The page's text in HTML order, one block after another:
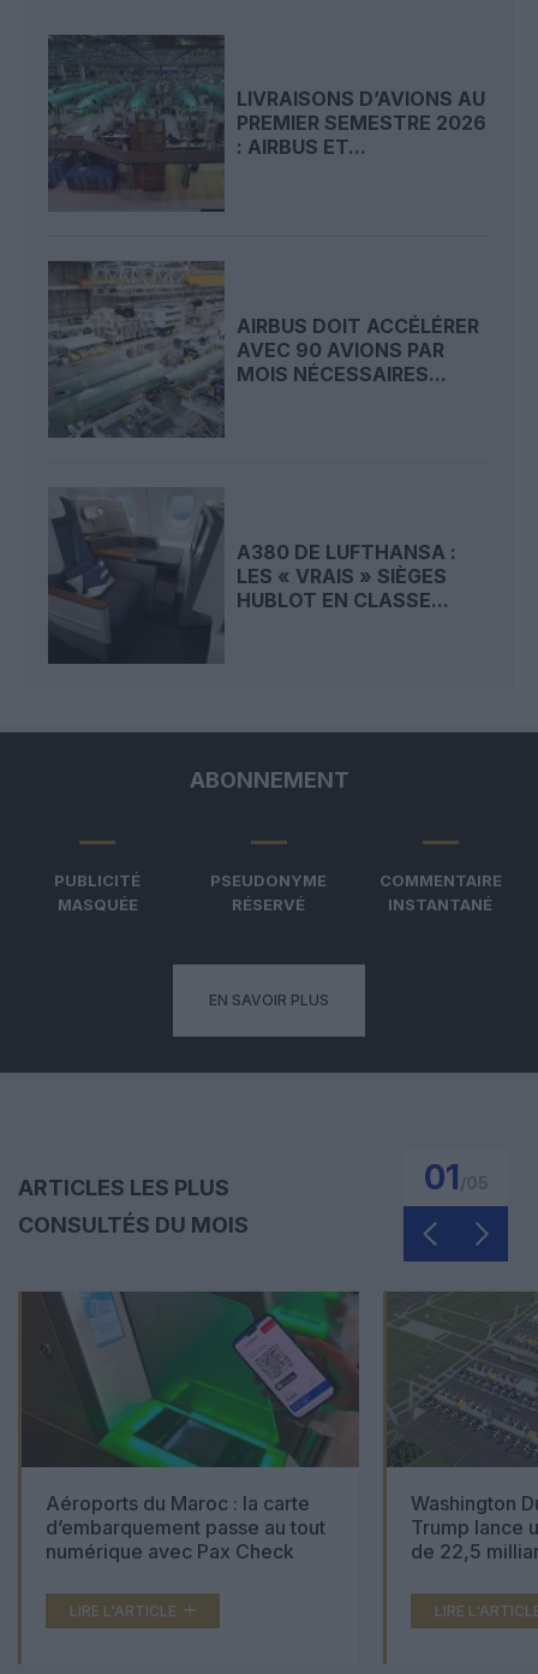
LIVRAISONS D’AVIONS AU
PREMIER SEMESTRE 2026
: AIRBUS ET...
AIRBUS DOIT ACCÉLÉRER
AVEC 90 AVIONS PAR
MOIS NÉCESSAIRES...
A380 DE LUFTHANSA :
LES « VRAIS » SIÈGES
HUBLOT EN CLASSE...
ABONNEMENT
PUBLICITÉ
MASQUÉE
PSEUDONYME
RÉSERVÉ
COMMENTAIRE
INSTANTANÉ
EN SAVOIR PLUS
ARTICLES LES PLUS
CONSULTÉS DU MOIS
01
Aéroports du Maroc : la carte
d’embarquement passe au tout
numérique avec Pax Check
LIRE L'ARTICLE
Washington
Trump lance
de 22,5
LIRE